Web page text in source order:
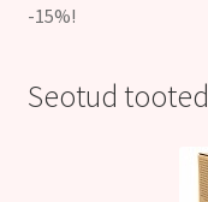
-15%!
Seotud tooted